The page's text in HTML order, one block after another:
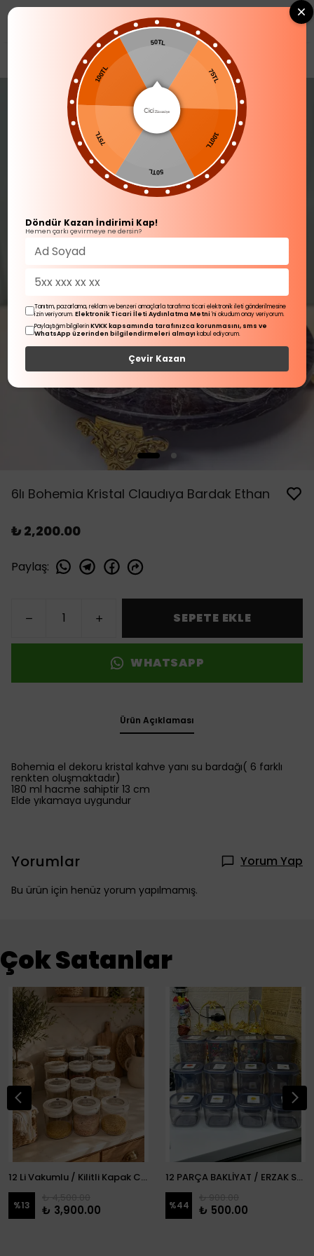
0
SOFRA ÜRÜNLERİ Kahve Yanı Su Bardağı
6lı Bohemia Kristal Claudıya Bardak Ethan
₺ 2,200.00
Paylaş:
SEPETE EKLE
WHATSAPP
Ürün Açıklaması
Bohemia el dekoru kristal kahve yanı su bardağı( 6 farklı
renkten oluşmaktadır)
180 ml hacme sahiptir 13 cm
Elde yıkamaya uygundur
Yorumlar Yorum Yap
Bu ürün için henüz yorum yapılmamış.
Çok Satanlar
12 Li Vakumlu / Kilitli Kapak Cam Erzak Kabı / Kavanoz
%13 ₺ 3,900.00
12 PARÇA BAKLİYAT / ERZAK SETİ
%44 ₺ 500.00
50TL
75TL
100TL
50TL
75TL
100TL
Döndür Kazan İndirimi Kap!
Hemen çarkı çevirmeye ne dersin?
Tanıtım, pazarlama, reklam ve benzeri amaçlarla tarafıma ticari elektronik ileti gönderilmesine
izin veriyorum.Elektronik Ticari İleti Aydınlatma Metni 'ni okudum onay veriyorum.
Paylaştığım bilgilerinKVKK kapsamında tarafınızca korunmasını, sms ve
WhatsApp üzerinden bilgilendirmeleri almayı kabul ediyorum.
Çevir Kazan